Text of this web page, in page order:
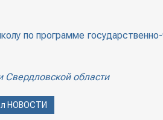
по программе
области
НОВОСТИ